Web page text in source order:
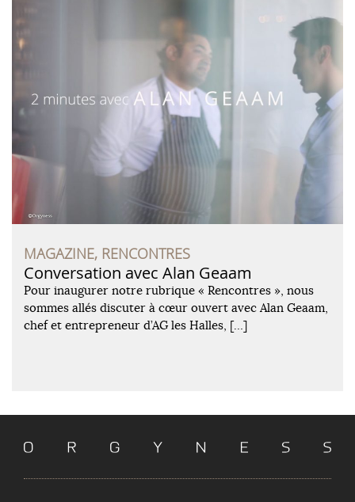
MAGAZINE, RENCONTRES
Conversation avec Alan Geaam
Pour inaugurer notre rubrique « Rencontres », nous
sommes allés discuter à cœur ouvert avec Alan Geaam,
chef et entrepreneur d’AG les Halles, […]